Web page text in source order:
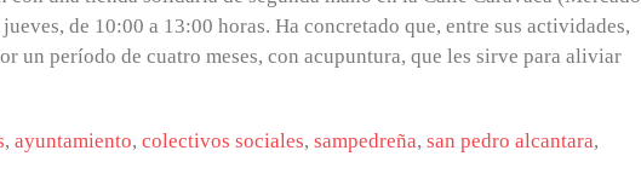
de 10:00 a 13:00 horas. Ha concretado que, entre sus actividades,
un período de cuatro meses, con acupuntura, que les sirve para aliviar
, ayuntamiento, colectivos sociales, sampedreña, san pedro alcantara,